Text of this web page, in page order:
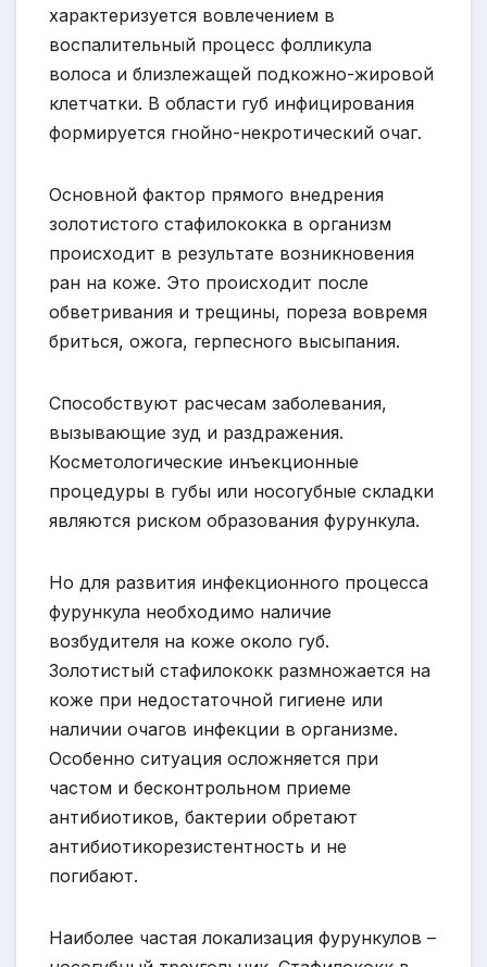
характеризуется вовлечением в
воспалительный процесс фолликула
волоса и близлежащей подкожно-жировой
клетчатки. В области губ инфицирования
формируется гнойно-некротический очаг.
Основной фактор прямого внедрения
золотистого стафилококка в организм
происходит в результате возникновения
ран на коже. Это происходит после
обветривания и трещины, пореза вовремя
бриться, ожога, герпесного высыпания.
Способствуют расчесам заболевания,
вызывающие зуд и раздражения.
Косметологические инъекционные
процедуры в губы или носогубные складки
являются риском образования фурункула.
Но для развития инфекционного процесса
фурункула необходимо наличие
возбудителя на коже около губ.
Золотистый стафилококк размножается на
коже при недостаточной гигиене или
наличии очагов инфекции в организме.
Особенно ситуация осложняется при
частом и бесконтрольном приеме
антибиотиков, бактерии обретают
антибиотикорезистентность и не
погибают.
Наиболее частая локализация фурункулов –